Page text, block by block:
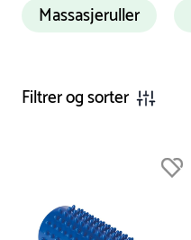
Massasjeruller
Filtrer og sorter